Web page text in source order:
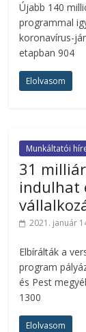
Újabb 140
programmal
koronavírus-
etapban 904
Elolvasom
Munkáltatói
31
indulhat
2021. január
Elbírálták a
program
és Pest
1300
Elolvasom